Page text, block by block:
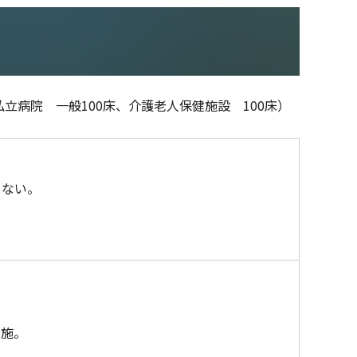
⽴病院 ⼀般100床、介護⽼⼈保健施設 100床）
い。
。